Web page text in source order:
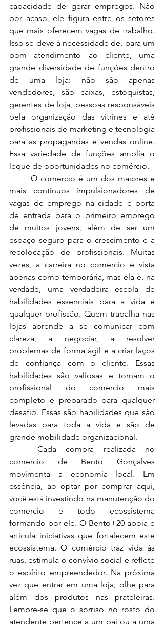
capacidade de gerar empregos. Não
por acaso, ele figura entre os setores
que mais oferecem vagas de trabalho.
Isso se deve à necessidade de, para um
bom atendimento ao cliente, uma
grande diversidade de funções dentro
de uma loja: não são apenas
vendedores, são caixas, estoquistas,
gerentes de loja, pessoas responsáveis
pela organização das vitrines e até
profissionais de marketing e tecnologia
para as propagandas e vendas online.
Essa variedade de funções amplia o
leque de oportunidades no comércio.
mais contínuos impulsionadores de
vagas de emprego na cidade e porta
de entrada para o primeiro emprego
de muitos jovens, além de ser um
espaço seguro para o crescimento e a
recolocação de profissionais. Muitas
vezes, a carreira no comércio é vista
apenas como temporária, mas ela é, na
verdade, uma verdadeira escola de
habilidades essenciais para a vida e
qualquer profissão. Quem trabalha nas
lojas aprende a se comunicar com
clareza, a negociar, a resolver
problemas de forma ágil e a criar laços
de confiança com o cliente. Essas
habilidades são valiosas e tornam o
profissional do comércio mais
completo e preparado para qualquer
desafio. Essas são habilidades que são
levadas para toda a vida e são de
grande mobilidade organizacional.
comércio de Bento Gonçalves
movimenta a economia local. Em
essência, ao optar por comprar aqui,
você está investindo na manutenção do
comércio e todo ecossistema
formando por ele. O Bento+20 apoia e
articula iniciativas que fortalecem este
ecossistema. O comércio traz vida às
ruas, estimula o convívio social e reflete
o espírito empreendedor. Na próxima
vez que entrar em uma loja, olhe para
além dos produtos nas prateleiras.
Lembre-se que o sorriso no rosto do
atendente pertence a um pai ou a uma